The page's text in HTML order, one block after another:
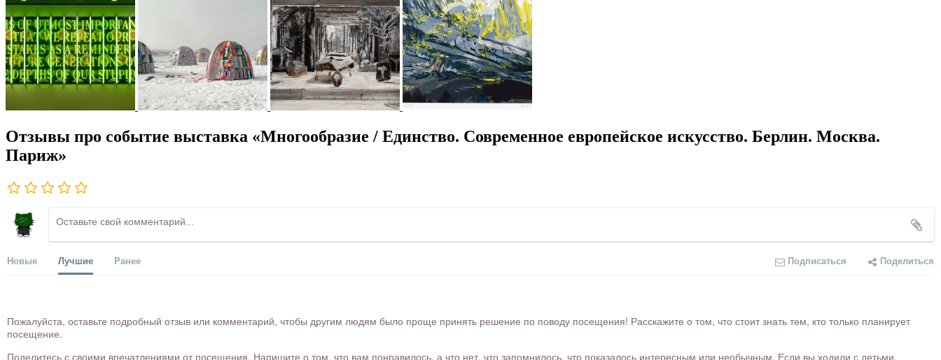
Отзывы про событие выставка «Многообразие / Единство. Современное европейское искусство. Берлин. Москва.
Париж»
Новые Лучшие Ранее Подписаться Поделиться
Пожалуйста, оставьте подробный отзыв или комментарий, чтобы другим людям было проще принять решение по поводу посещения! Расскажите о том, что стоит знать тем, кто только планирует
посещение.
Поделитесь с своими впечатлениями от посещения. Напишите о том, что вам понравилось, а что нет, что запомнилось, что показалось интересным или необычным. Если вы ходили с детьми,